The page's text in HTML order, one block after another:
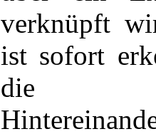
verknüpft
ist sofort
die